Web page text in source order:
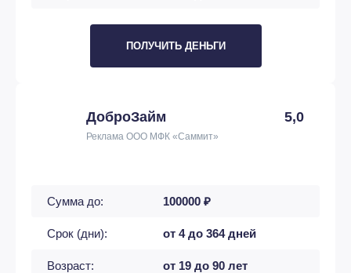
ПОЛУЧИТЬ ДЕНЬГИ
ДоброЗайм 5,0
Реклама ООО МФК «Саммит»
Сумма до: 100000 ₽
Срок (дни): от 4 до 364 дней
Возраст: от 19 до 90 лет